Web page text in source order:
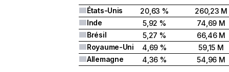
États-Unis
20,63 %
260,23 M
Inde
5,92 %
74,69 M
Brésil
5,27 %
66,46 M
Royaume-Uni
4,69 %
59,15 M
Allemagne
4,36 % 54,96 M